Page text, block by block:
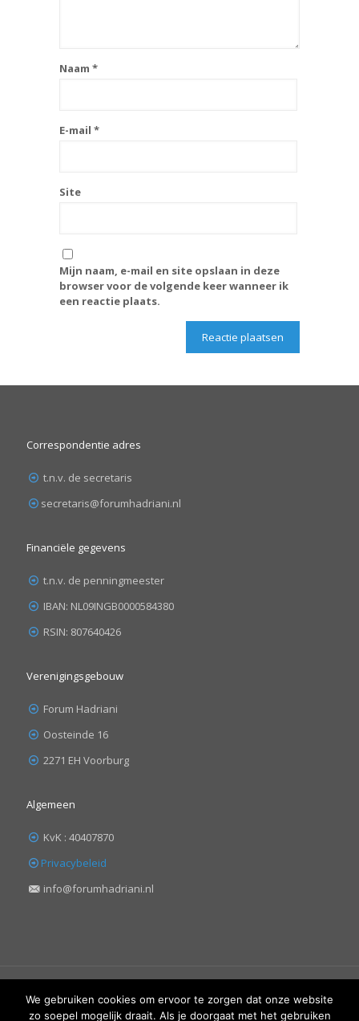
Naam *
E-mail *
Site
Mijn naam, e-mail en site opslaan in deze
browser voor de volgende keer wanneer ik
een reactie plaats.
Correspondentie adres
t.n.v. de secretaris
secretaris@forumhadriani.nl
Financiële gegevens
t.n.v. de penningmeester
IBAN: NL09INGB0000584380
RSIN: 807640426
Verenigingsgebouw
Forum Hadriani
Oosteinde 16
2271 EH Voorburg
Algemeen
KvK : 40407870
Privacybeleid
info@forumhadriani.nl
We gebruiken cookies om ervoor te zorgen dat onze website
zo soepel mogelijk draait. Als je doorgaat met het gebruiken